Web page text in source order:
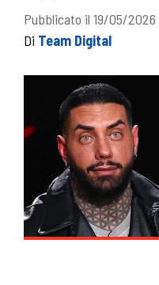
Pubblicato il 19/05/2026
Di Team Digital